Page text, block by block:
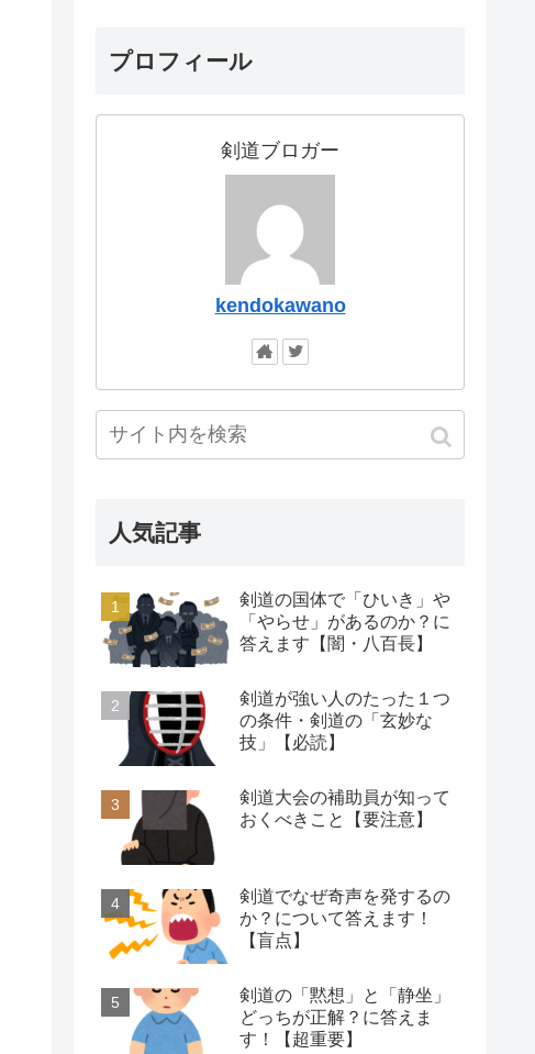
プロフィール
剣道ブロガー
kendokawano
人気記事
剣道の国体で「ひいき」や
「やらせ」があるのか？に
答えます【闇・八百長】
剣道が強い人のたった１つ
の条件・剣道の「玄妙な
技」【必読】
剣道大会の補助員が知って
おくべきこと【要注意】
剣道でなぜ奇声を発するの
か？について答えます！
【盲点】
剣道の「黙想」と「静坐」
どっちが正解？に答えま
す！【超重要】